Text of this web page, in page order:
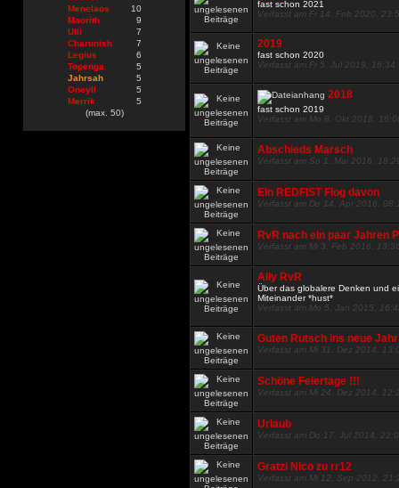
Menelaos
10
Maorith
9
Ulli
7
Charunish
7
Legius
6
Topenga
5
Jahrsah
5
Oneyll
5
Merrik
5
(max. 50)
fast schon 2021
Verfasst am Fr 14. Feb 2020,
2019
fast schon 2020
Verfasst am Fr 5. Jul 2019, 16:34
2018
fast schon 2019
Verfasst am Mo 8. Okt 2018,
Abschieds Marsch
Verfasst am So 1. Mai 2016,
Ein REDFIST Flog davon
Verfasst am Do 14. Apr 2016,
RvR nach ein paar Jahren
Verfasst am Mi 3. Feb 2016,
Ally RvR
Über das globalere Denken und
Miteinander *hust*
Verfasst am Mo 5. Jan 2015,
Guten Rutsch ins neue Jahr
Verfasst am Mi 31. Dez 2014,
Schöne Feiertage !!!
Verfasst am Mi 24. Dez 2014,
Urlaub
Verfasst am Do 17. Jul 2014,
Gratzi Nico zu rr12
Verfasst am Mi 12. Sep 2012,